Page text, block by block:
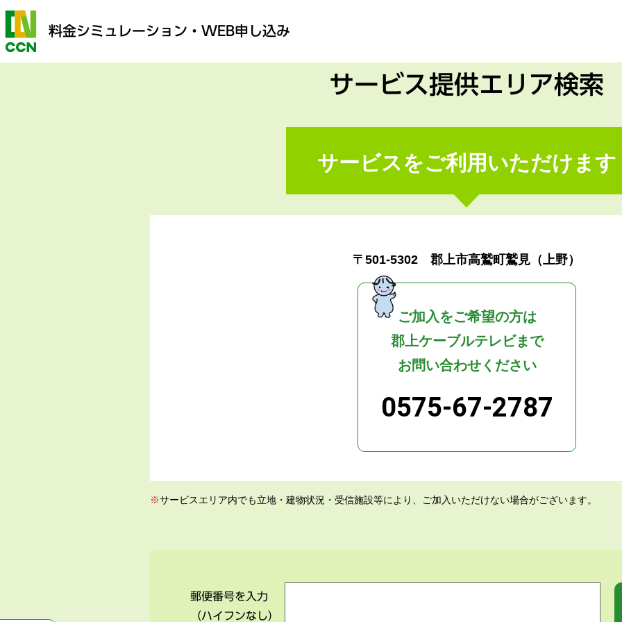
料金シミュレーション ・WEB申し込み
サービス提供エリア検索
サービスをご利用いただけます
〒501-5302 郡上市高鷲町鷲見（上野）
ご加入をご希望の方は
郡上ケーブルテレビまで
お問い合わせください
0575-67-2787
※サービスエリア内でも立地・建物状況・受信施設等により、ご加入いただけない場合がございます。
郵便番号を入力
（ハイフンなし）